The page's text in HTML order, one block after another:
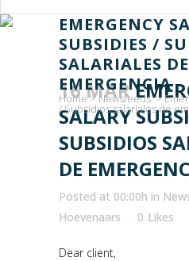
EMERGENCY
SUBSIDIES /
SALARIALES DE
EMERGENCIA
Home>Newsfeeds>
/ Subsidios salariales de
16 MAR
SALARY
SUBSIDIOS
DE
Posted at 00:00h in
Hoevenaars
0 Likes
Dear client,